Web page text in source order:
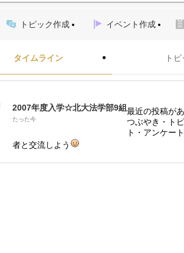
トピック作成 イベント作成
タイムライン ト
2007年度入学☆北大法学部9組
たった今
最近の投稿が
つぶやき・ト
ト・アンケー
者と交流しよう